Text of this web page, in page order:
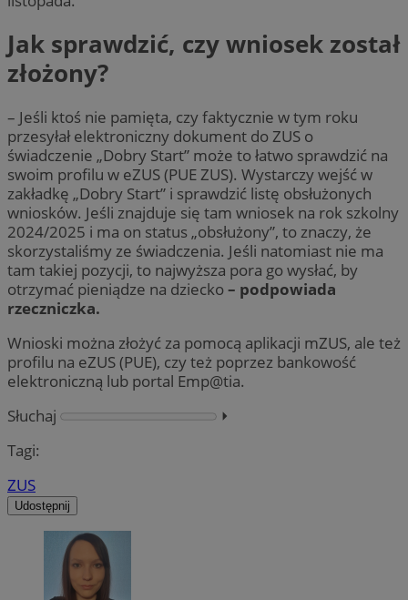
Jak sprawdzić, czy wniosek został
złożony?
– Jeśli ktoś nie pamięta, czy faktycznie w tym roku
przesyłał elektroniczny dokument do ZUS o
świadczenie „Dobry Start” może to łatwo sprawdzić na
swoim profilu w eZUS (PUE ZUS). Wystarczy wejść w
zakładkę „Dobry Start” i sprawdzić listę obsłużonych
wniosków. Jeśli znajduje się tam wniosek na rok szkolny
2024/2025 i ma on status „obsłużony”, to znaczy, że
skorzystaliśmy ze świadczenia. Jeśli natomiast nie ma
tam takiej pozycji, to najwyższa pora go wysłać, by
otrzymać pieniądze na dziecko– podpowiada
rzeczniczka.
Wnioski można złożyć za pomocą aplikacji mZUS, ale też
profilu na eZUS (PUE), czy też poprzez bankowość
elektroniczną lub portal Emp@tia.
Słuchaj
⏵︎
Tagi:
ZUS
Udostępnij